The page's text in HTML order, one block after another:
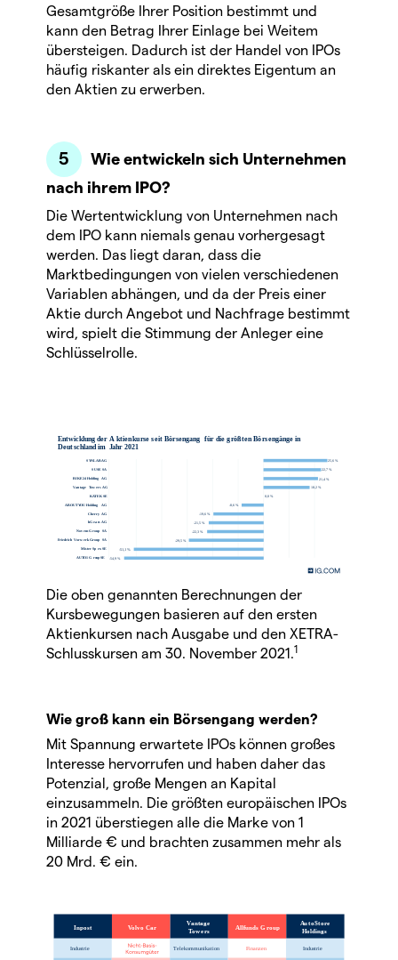
Gesamtgröße Ihrer Position bestimmt und
kann den Betrag Ihrer Einlage bei Weitem
übersteigen. Dadurch ist der Handel von IPOs
häufig riskanter als ein direktes Eigentum an
den Aktien zu erwerben.
Wie entwickeln sich Unternehmen
nach ihrem IPO?
Die Wertentwicklung von Unternehmen nach
dem IPO kann niemals genau vorhergesagt
werden. Das liegt daran, dass die
Marktbedingungen von vielen verschiedenen
Variablen abhängen, und da der Preis einer
Aktie durch Angebot und Nachfrage bestimmt
wird, spielt die Stimmung der Anleger eine
Schlüsselrolle.
Die oben genannten Berechnungen der
Kursbewegungen basieren auf den ersten
Aktienkursen nach Ausgabe und den XETRA-
Schlusskursen am 30. November 2021.1
Wie groß kann ein Börsengang werden?
Mit Spannung erwartete IPOs können großes
Interesse hervorrufen und haben daher das
Potenzial, große Mengen an Kapital
einzusammeln. Die größten europäischen IPOs
in 2021 überstiegen alle die Marke von 1
Milliarde € und brachten zusammen mehr als
20 Mrd. € ein.